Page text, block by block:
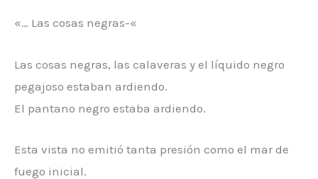
«… Las cosas negras-«
Las cosas negras, las calaveras y el líquido negro
pegajoso estaban ardiendo.
El pantano negro estaba ardiendo.
Esta vista no emitió tanta presión como el mar de
fuego inicial.